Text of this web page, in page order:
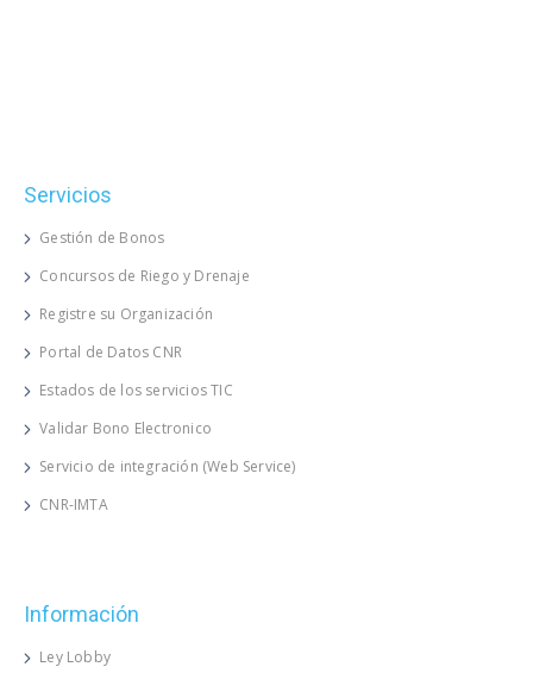
Servicios
Gestión de Bonos
Concursos de Riego y Drenaje
Registre su Organización
Portal de Datos CNR
Estados de los servicios TIC
Validar Bono Electronico
Servicio de integración (Web Service)
CNR-IMTA
Información
Ley Lobby